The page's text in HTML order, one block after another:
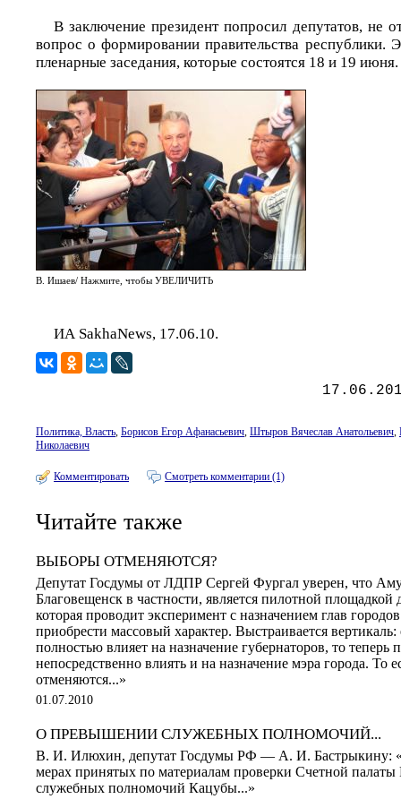
В заключение президент попросил депутатов, не
вопрос о формировании правительства республики.
пленарные заседания, которые состоятся 18 и 19 июня.
В. Ишаев/ Нажмите, чтобы УВЕЛИЧИТЬ
ИА SakhaNews, 17.06.10.
Политика, Власть, Борисов Егор Афанасьевич, Штыров Вячеслав Анатольевич,
Николаевич
Комментировать Смотреть комментарии (1)
Читайте также
ВЫБОРЫ ОТМЕНЯЮТСЯ?
Депутат Госдумы от ЛДПР Сергей Фургал уверен, что
Благовещенск в частности, является пилотной
которая проводит эксперимент с назначением глав
приобрести массовый характер. Выстраивается
полностью влияет на назначение губернаторов, то теперь
непосредственно влиять и на назначение мэра города. То
отменяются...»
01.07.2010
О ПРЕВЫШЕНИИ СЛУЖЕБНЫХ ПОЛНОМОЧИЙ...
В. И. Илюхин, депутат Госдумы РФ — А. И. Бастрыкину:
мерах принятых по материалам проверки Счетной
служебных полномочий Кацубы...»